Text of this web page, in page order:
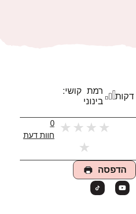
דקות
רמת קושי:
בינוני
★
★
★
★
★
0
חוות דעת
הדפסה